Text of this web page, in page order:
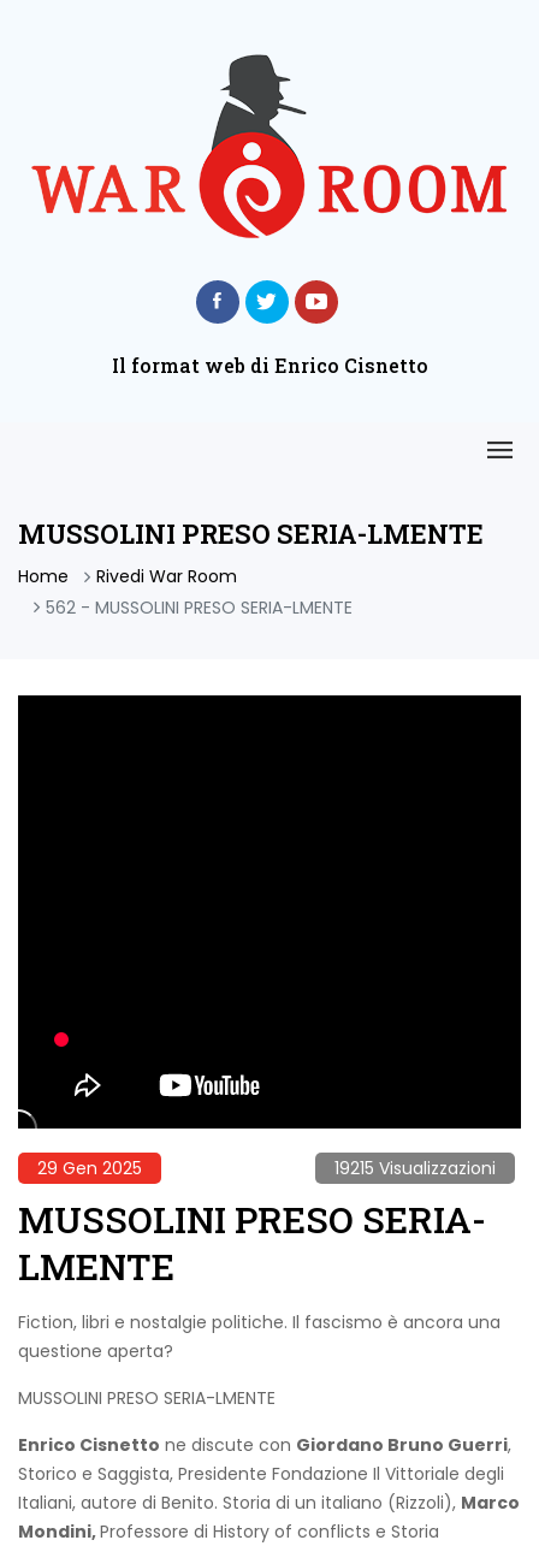
Il format web di Enrico Cisnetto
MUSSOLINI PRESO SERIA-LMENTE
Home
Rivedi War Room
562 - MUSSOLINI PRESO SERIA-LMENTE
29 Gen 2025 19215 Visualizzazioni
MUSSOLINI PRESO SERIA-
LMENTE
Fiction, libri e nostalgie politiche. Il fascismo è ancora una
questione aperta?
MUSSOLINI PRESO SERIA-LMENTE
Enrico Cisnetto ne discute con Giordano Bruno Guerri,
Storico e Saggista, Presidente Fondazione Il Vittoriale degli
Italiani, autore di Benito. Storia di un italiano (Rizzoli), Marco
Mondini,Professore di History of conflicts e Storia